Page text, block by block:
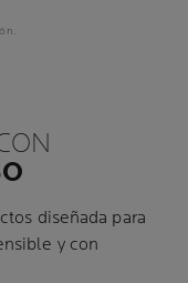
diseñada para
y con